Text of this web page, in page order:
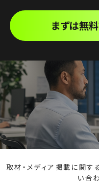
まずは無
取材・メディア掲載に関す
い合